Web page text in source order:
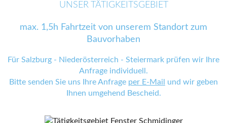
UNSER TÄTIGKEITSGEBIET
max. 1,5h Fahrtzeit von unserem Standort zum
Bauvorhaben
Für Salzburg - Niederösterreich - Steiermark prüfen wir Ihre
Anfrage individuell.
Bitte senden Sie uns Ihre Anfrage per E-Mail
und wir geben
Ihnen umgehend Bescheid.